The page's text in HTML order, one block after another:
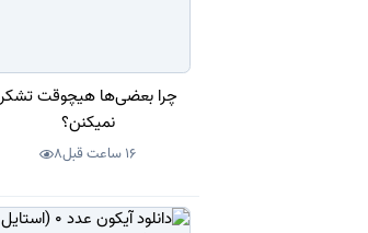
چرا بعضی‌ها هیچوقت تشکر
نمیکنن؟
16 ساعت قبل 8